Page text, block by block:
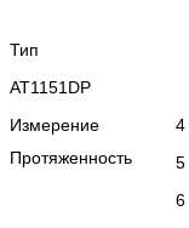
Тип
AT1151DP
Измерение
Протяженность
4
5
6